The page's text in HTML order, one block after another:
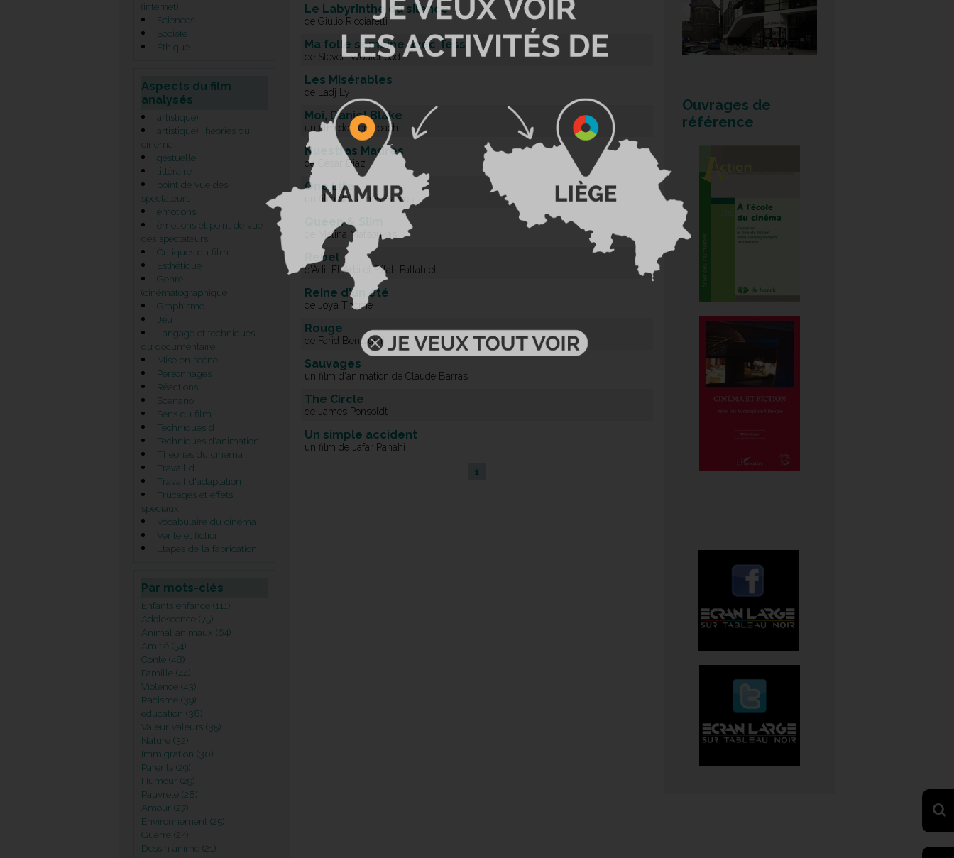
(internet)
Sciences
Société
Éthique
Aspects du film
analysés
artistique)
artistique)Théories du
cinéma
gestuelle
littéraire
point de vue des
spectateurs
émotions
émotions et point de vue
des spectateurs
Critiques du film
Esthétique
Genre
(cinématographique
Graphisme
Jeu
Langage et techniques
du documentaire
Mise en scène
Personnages
Réactions
Scénario
Sens du film
Techniques d
Techniques d'animation
Théories du cinéma
Travail d
Travail d'adaptation
Trucages et effets
spéciaux
Vocabulaire du cinéma
Vérité et fiction
Étapes de la fabrication
Par mots-clés
Enfants enfance (111)
Adolescence (75)
Animal animaux (64)
Amitié (54)
Conte (48)
Famille (44)
Violence (43)
Racisme (39)
éducation (38)
Valeur valeurs (35)
Nature (32)
Immigration (30)
Parents (29)
Humour (29)
Pauvreté (28)
Amour (27)
Environnement (25)
Guerre (24)
Dessin animé (21)
Le Labyrinthe du silence
de Giulio Ricciarelli
Ma folle semaine avec Tess
de Steven Wouterlood
Les Misérables
de Ladj Ly
Moi, Daniel Blake
un film de Ken Loach
Nuestras Madres
de César Diaz
One Life
un film de James Hawes
Queen & Slim
de Melina Matsoukas
Rebel
d'Adil El Arbi et Bilall Fallah et
Reine d'un été
de Joya Thome
Rouge
de Farid Bentoumi
Sauvages
un film d'animation de Claude Barras
The Circle
de James Ponsoldt
Un simple accident
un film de Jafar Panahi
1
Ouvrages de
référence